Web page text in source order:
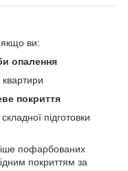
ви:
опалення
квартири
покриття
підготовки
пофарбованих
покриттям за